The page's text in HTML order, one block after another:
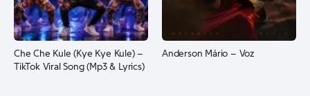
Che Che Kule (Kye Kye Kule) –
TikTok Viral Song (Mp3 & Lyrics)
Anderson Mário – Voz